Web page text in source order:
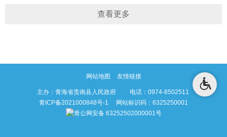
查看更多
网站地图 友情链接
主办：青海省贵南县人民政府 电话：0974-8502511
青ICP备2021000848号-1 网站标识码：6325250001
青公网安备 63252502000001号